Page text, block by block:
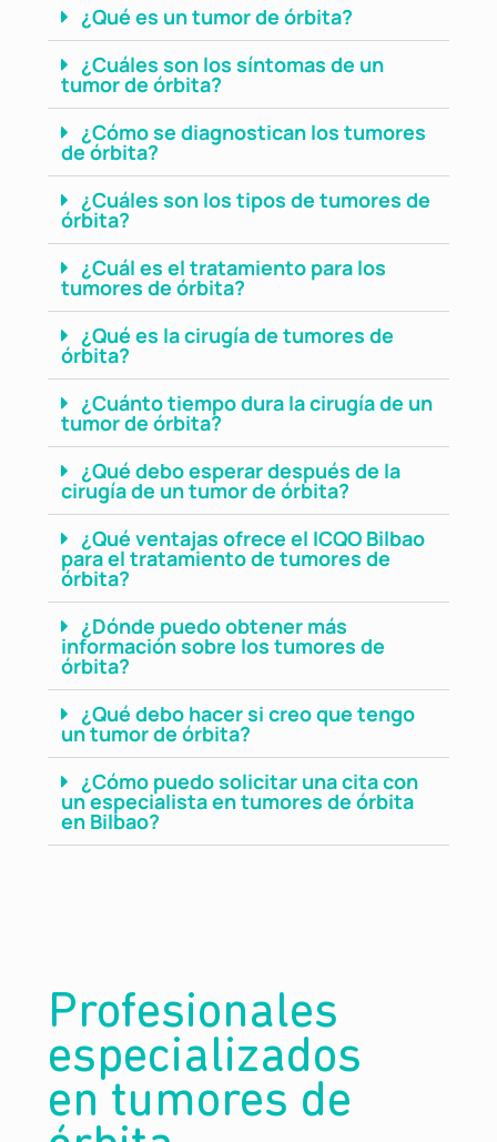
¿Qué es un tumor de órbita?
¿Cuáles son los síntomas de un
tumor de órbita?
¿Cómo se diagnostican los tumores
de órbita?
¿Cuáles son los tipos de tumores de
órbita?
¿Cuál es el tratamiento para los
tumores de órbita?
¿Qué es la cirugía de tumores de
órbita?
¿Cuánto tiempo dura la cirugía de un
tumor de órbita?
¿Qué debo esperar después de la
cirugía de un tumor de órbita?
¿Qué ventajas ofrece el ICQO Bilbao
para el tratamiento de tumores de
órbita?
¿Dónde puedo obtener más
información sobre los tumores de
órbita?
¿Qué debo hacer si creo que tengo
un tumor de órbita?
¿Cómo puedo solicitar una cita con
un especialista en tumores de órbita
en Bilbao?
Profesionales
especializados
en tumores de